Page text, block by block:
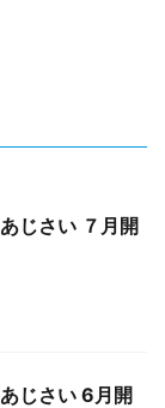
じさい ７月開
じさい 6月開